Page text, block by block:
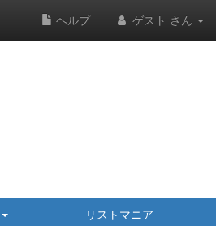
ヘルプ ゲスト さん
リストマニア